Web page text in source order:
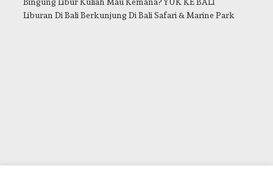
Bingung Libur Kuliah Mau Kemana? YUK KE BALI
Liburan Di Bali Berkunjung Di Bali Safari & Marine Park